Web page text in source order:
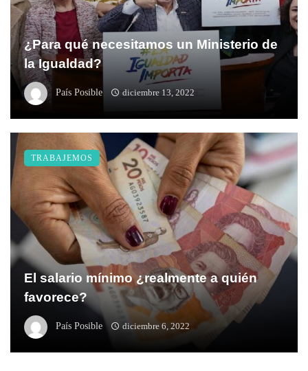
¿Para qué necesitamos un Ministerio de
la Igualdad?
País Posible diciembre 13, 2022
El salario mínimo ¿realmente a quién
favorece?
País Posible diciembre 6, 2022
TRABAJEMOS